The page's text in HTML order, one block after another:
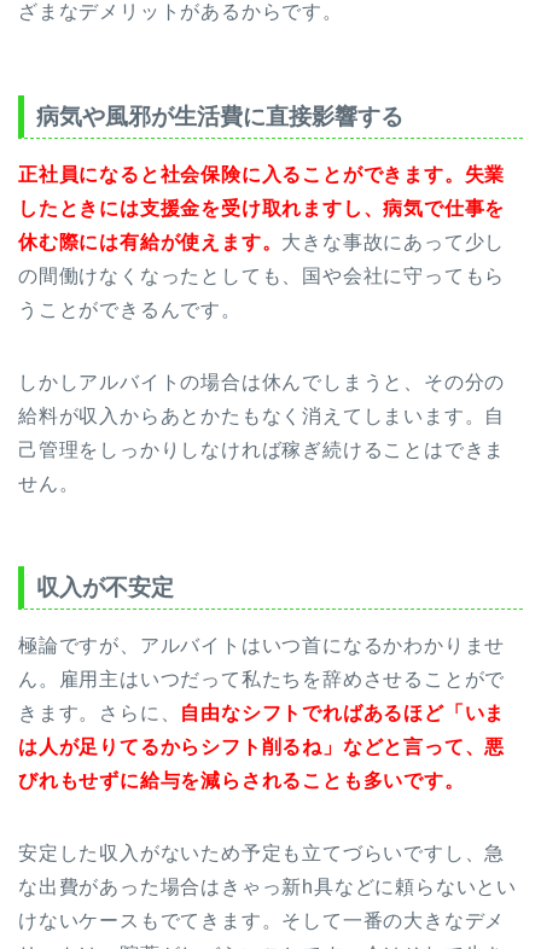
ざまなデメリットがあるからです。
病気や風邪が生活費に直接影響する
正社員になると社会保険に入ることができます。失業
したときには支援金を受け取れますし、病気で仕事を
休む際には有給が使えます。 大きな事故にあって少し
の間働けなくなったとしても、国や会社に守ってもら
うことができるんです。
しかしアルバイトの場合は休んでしまうと、その分の
給料が収入からあとかたもなく消えてしまいます。自
己管理をしっかりしなければ稼ぎ続けることはできま
せん。
収入が不安定
極論ですが、アルバイトはいつ首になるかわかりませ
ん。雇用主はいつだって私たちを辞めさせることがで
きます。さらに、 自由なシフトでればあるほど「いま
は人が足りてるからシフト削るね」などと言って、悪
びれもせずに給与を減らされることも多いです。
安定した収入がないため予定も立てづらいですし、急
な出費があった場合はきゃっ新h具などに頼らないとい
けないケースもでてきます。そして一番の大きなデメ